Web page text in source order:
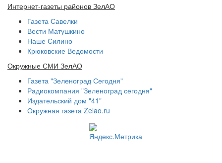
Интернет-газеты районов ЗелАО
Газета Савелки
Вести Матушкино
Наше Силино
Крюковские Ведомости
Окружные СМИ ЗелАО
Газета "Зеленоград Сегодня"
Радиокомпания "Зеленоград сегодня"
Издательский дом "41"
Окружная газета Zelao.ru